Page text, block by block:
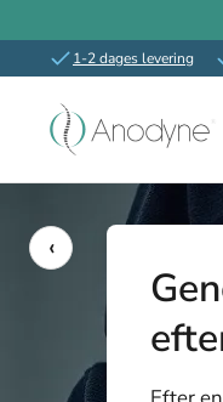
1-2 dages levering
Anodyne.dk
‹